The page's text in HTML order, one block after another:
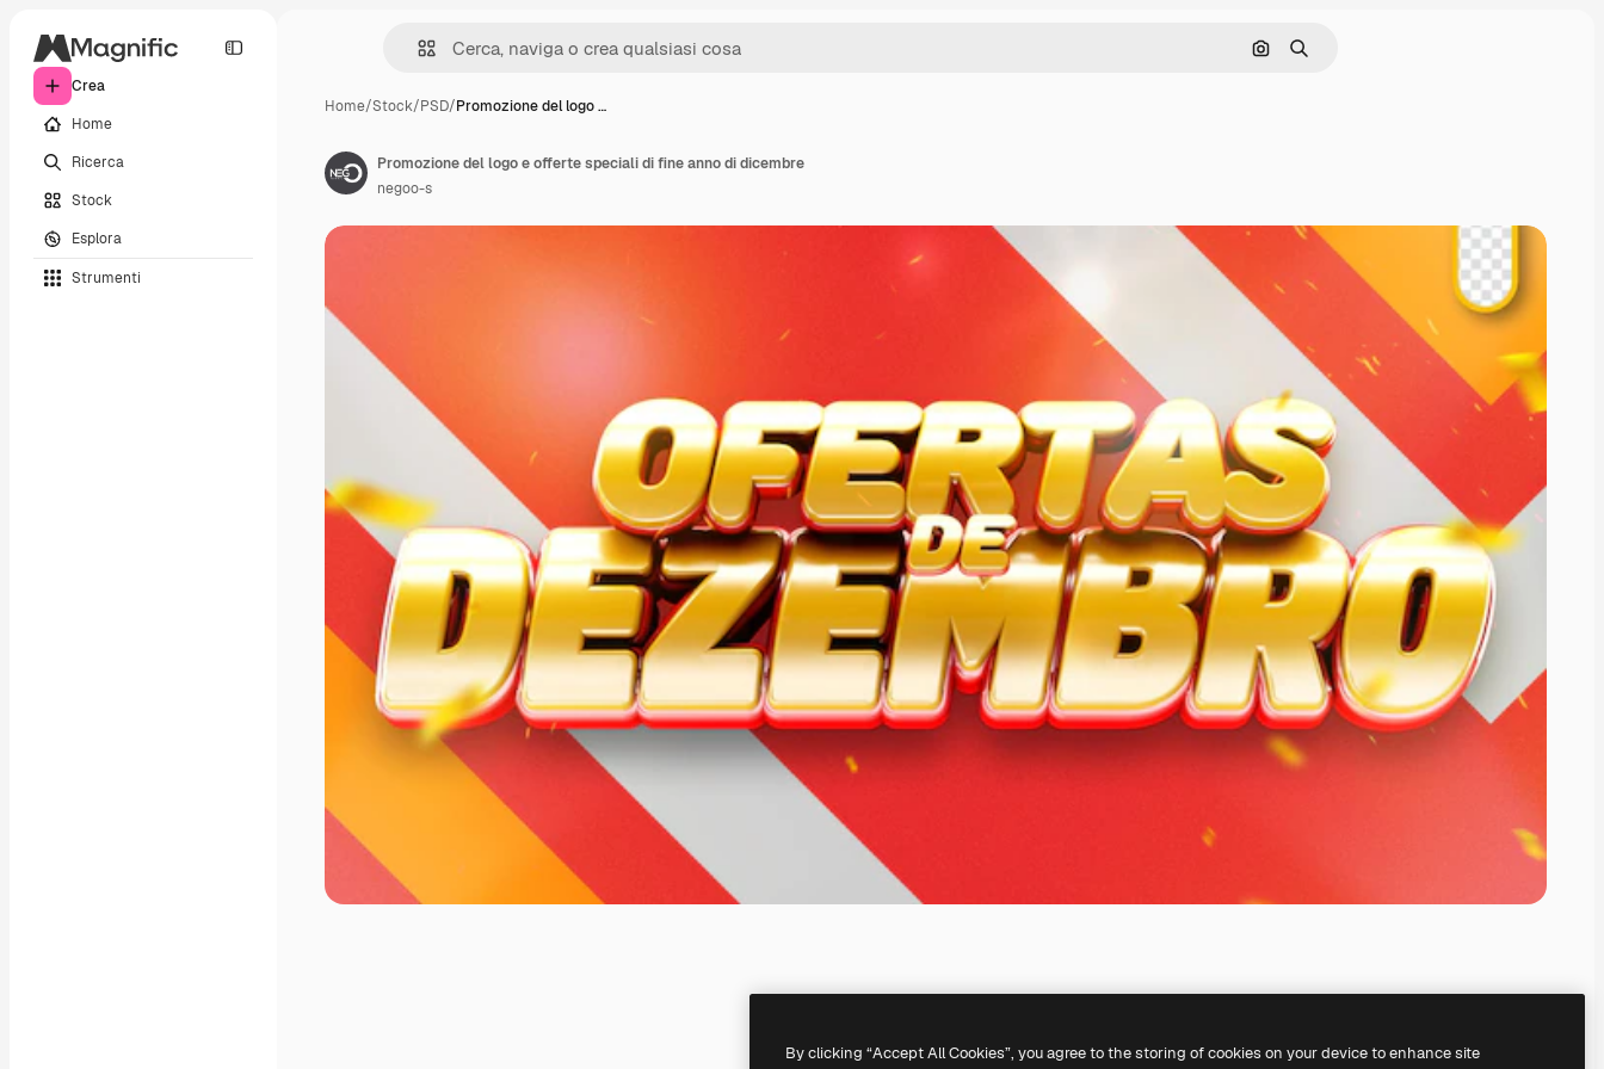
Crea
Home
Ricerca
Stock
Esplora
Strumenti
Cerca per immagine
Ricerca
Home/Stock/PSD/Promozione del logo …
Promozione del logo e offerte speciali di fine anno di dicembre
negoo-s
By clicking “Accept All Cookies”, you agree to the storing of cookies on your device to enhance site